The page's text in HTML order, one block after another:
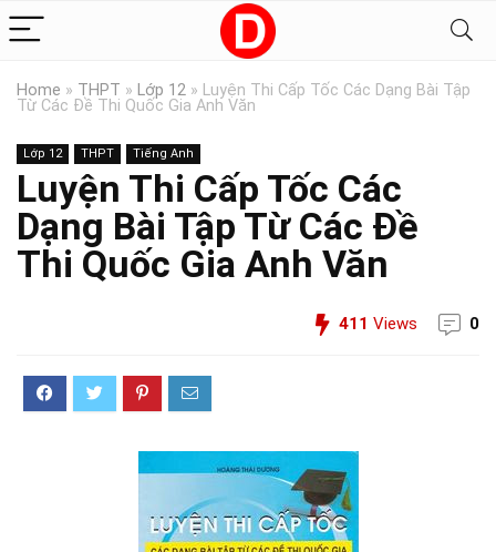
Home » THPT » Lớp 12 » Luyện Thi Cấp Tốc Các Dạng Bài Tập
Từ Các Đề Thi Quốc Gia Anh Văn
Lớp 12 THPT Tiếng Anh
Luyện Thi Cấp Tốc Các
Dạng Bài Tập Từ Các Đề
Thi Quốc Gia Anh Văn
411 Views 0